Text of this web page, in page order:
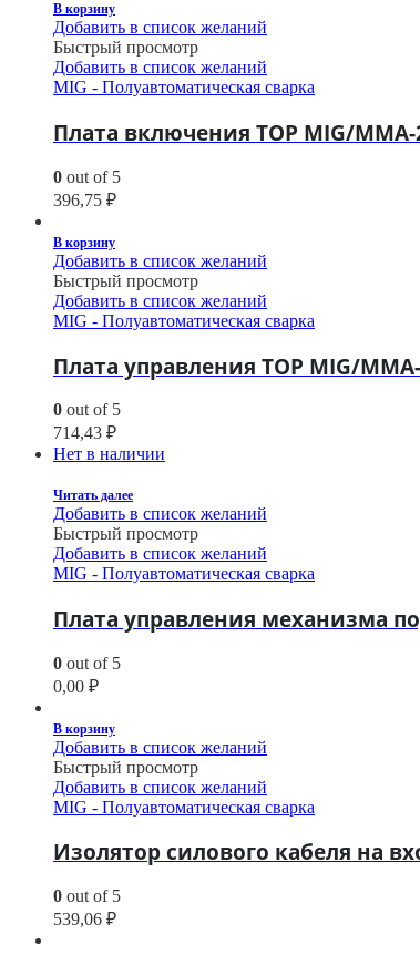
В корзину
Добавить в список желаний
Быстрый просмотр
Добавить в список желаний
MIG - Полуавтоматическая сварка
Плата включения TOP MIG/MMA-
0 out of 5
396,75 ₽
В корзину
Добавить в список желаний
Быстрый просмотр
Добавить в список желаний
MIG - Полуавтоматическая сварка
Плата управления TOP MIG/
0 out of 5
714,43 ₽
Нет в наличии
Читать далее
Добавить в список желаний
Быстрый просмотр
Добавить в список желаний
MIG - Полуавтоматическая сварка
Плата управления механизма
0 out of 5
0,00 ₽
В корзину
Добавить в список желаний
Быстрый просмотр
Добавить в список желаний
MIG - Полуавтоматическая сварка
Изолятор силового кабеля на
0 out of 5
539,06 ₽